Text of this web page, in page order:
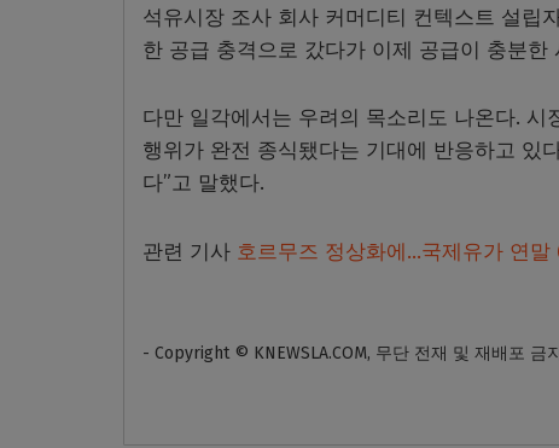
석유시장 조사 회사 커머디티 컨텍스트 설립
한 공급 충격으로 갔다가 이제 공급이 충분
다만 일각에서는 우려의 목소리도 나온다.
행위가 완전 종식됐다는 기대에 반응하고 있
다”고 말했다.
관련 기사 호르무즈 정상화에…국제유가 연말
- Copyright © KNEWSLA.COM, 무단 전재 및 재배포 금